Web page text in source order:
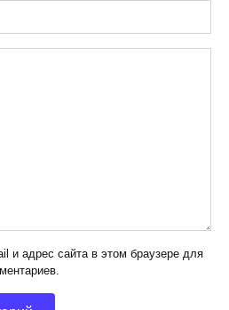
и адрес сайта в этом браузере для